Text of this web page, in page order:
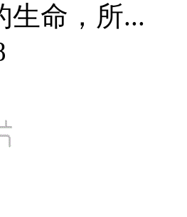
生命，所...